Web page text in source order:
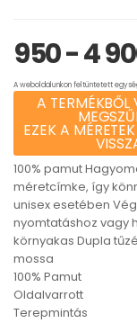
950 - 4
A weboldalunkon feltüntetett
A TERMÉKBŐL
EZEK A
100% pamut
méretcímke, így
unisex esetében
nyomtatáshoz vagy
környakas Dupla
mossa
100% Pamut
Oldalvarrott
Terepmintás